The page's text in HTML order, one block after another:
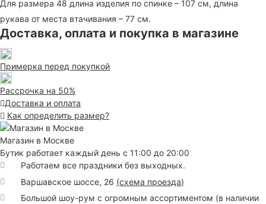
Для размера 48 длина изделия по спинке – 107 см, длина
рукава от места втачивания – 77 см.
Доставка, оплата и покупка в магазине
Примерка перед покупкой
Рассрочка на 50%
Доставка и оплата
Как определить размер?
Магазин в Москве
Бутик работает каждый день с 11:00 до 20:00
Работаем все праздники без выходных.
Варшавское шоссе, 26 (схема проезда)
Большой шоу-рум с огромным ассортиментом (в наличии